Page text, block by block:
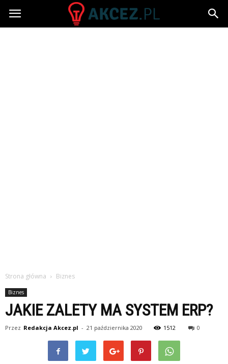
Akcez.pl
Strona główna Biznes
Biznes
JAKIE ZALETY MA SYSTEM ERP?
Przez Redakcja Akcez.pl - 21 października 2020 1512 0